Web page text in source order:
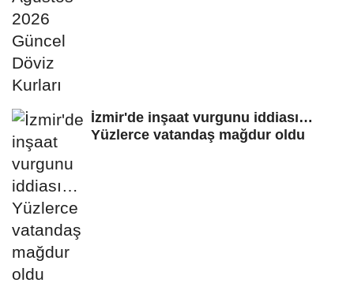
İzmir'de inşaat vurgunu iddiası…
Yüzlerce vatandaş mağdur oldu